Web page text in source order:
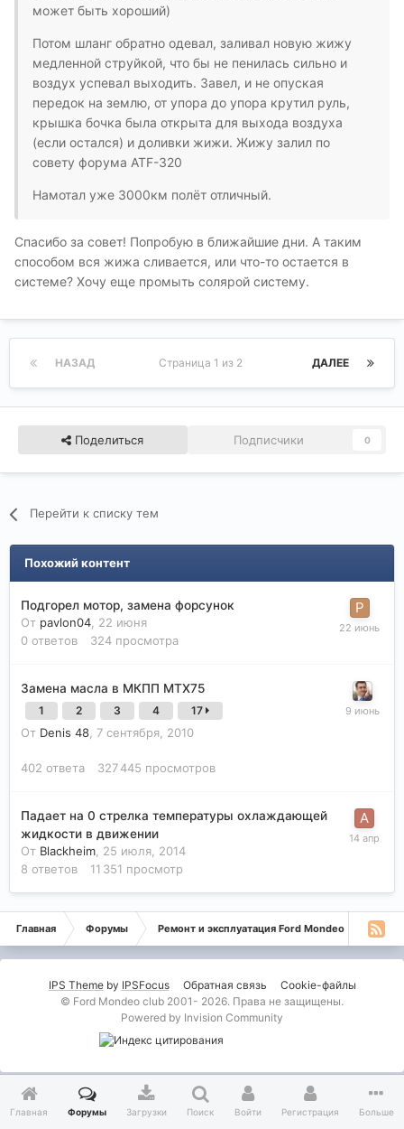
может быть хороший)
Потом шланг обратно одевал, заливал новую жижу
медленной струйкой, что бы не пенилась сильно и
воздух успевал выходить. Завел, и не опуская
передок на землю, от упора до упора крутил руль,
крышка бочка была открыта для выхода воздуха
(если остался) и доливки жижи. Жижу залил по
совету форума ATF-320
Намотал уже 3000км полёт отличный.
Спасибо за совет! Попробую в ближайшие дни. А таким
способом вся жижа сливается, или что-то остается в
системе? Хочу еще промыть солярой систему.
НАЗАД ДАЛЕЕ
Страница 1 из 2
Поделиться Подписчики 0
Перейти к списку тем
Похожий контент
Подгорел мотор, замена форсунок
От pavlon04, 22 июня
0 ответов 324 просмотра
Замена масла в МКПП МТХ75
1 2 3 4 17
От Denis 48, 7 сентября, 2010
402 ответа 327 445 просмотров
Падает на 0 стрелка температуры охлаждающей
жидкости в движении
От Blackheim, 25 июля, 2014
8 ответов 11 351 просмотр
Главная Форумы Ремонт и эксплуатация Ford Mondeo
IPS Themeby IPSFocus Обратная связь
Cookie-файлы
© Ford Mondeo club 2001- 2026. Права не защищены.
Powered by Invision Community
Главная Форумы Загрузки Поиск Войти Регистрация Больше